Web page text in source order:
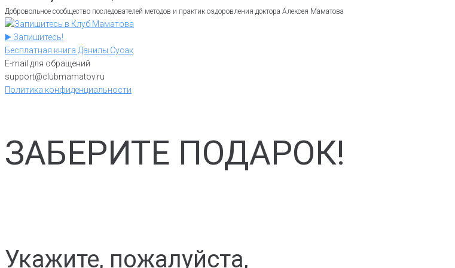
Добровольное сообщество последователей методов и практик оздоровления доктора Алексея Маматова
▶️ Запишитесь!
Бесплатная книга Данилы Сусак
E-mail для обращений
support@clubmamatov.ru
Политика конфиденциальности
ЗАБЕРИТЕ ПОДАРОК!
Укажите, пожалуйста,